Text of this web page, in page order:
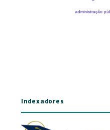
Indexadores